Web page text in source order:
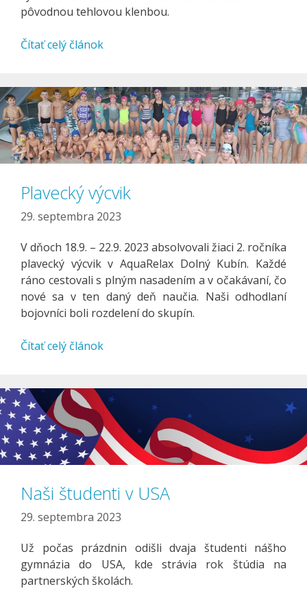
pôvodnou tehlovou klenbou.
Čítať celý článok
Plavecký výcvik
29. septembra 2023
V dňoch 18.9. – 22.9. 2023 absolvovali žiaci 2. ročníka
plavecký výcvik v AquaRelax Dolný Kubín. Každé
ráno cestovali s plným nasadením a v očakávaní, čo
nové sa v ten daný deň naučia. Naši odhodlaní
bojovníci boli rozdelení do skupín.
Čítať celý článok
Naši študenti v USA
29. septembra 2023
Už počas prázdnin odišli dvaja študenti nášho
gymnázia do USA, kde strávia rok štúdia na
partnerských školách.